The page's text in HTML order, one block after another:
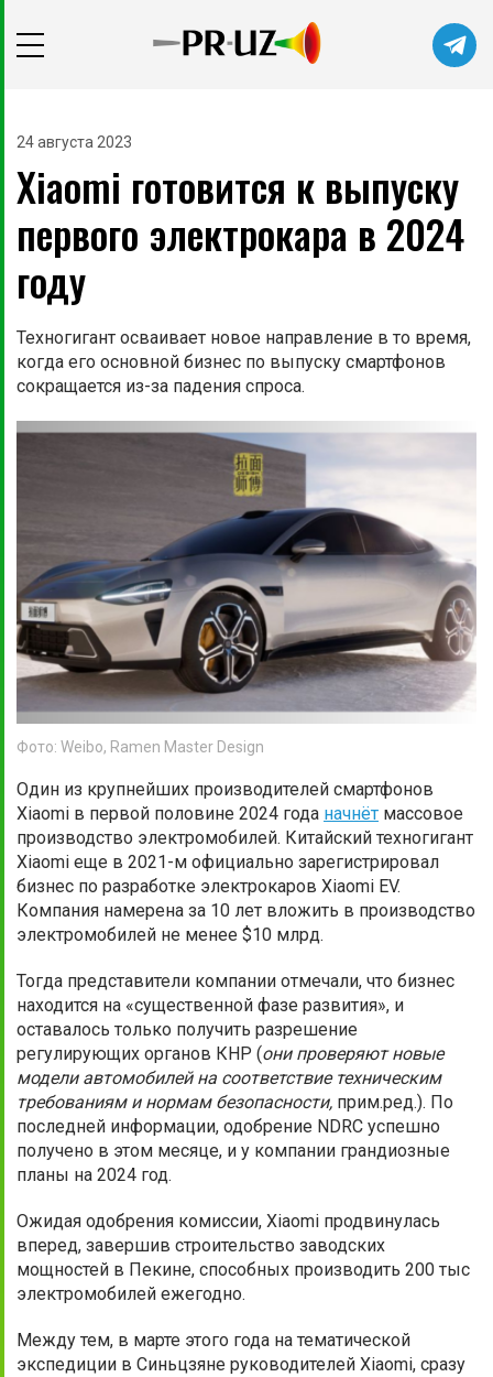
Не сейчас Подписаться
24 августа 2023
Xiaоmi готовится к выпуску
первого электрокара в 2024
году
Техногигант осваивает новое направление в то время,
когда его основной бизнес по выпуску смартфонов
сокращается из-за падения спроса.
Фото: Weibo, Ramen Master Design
Один из крупнейших производителей смартфонов
Xiaomi в первой половине 2024 года начнёт массовое
производство электромобилей. Китайский техногигант
Xiaоmi еще в 2021-м официально зарегистрировал
бизнес по разработке электрокаров Xiaomi EV.
Компания намерена за 10 лет вложить в производство
электромобилей не менее $10 млрд.
Тогда представители компании отмечали, что бизнес
находится на «существенной фазе развития», и
оставалось только получить разрешение
регулирующих органов КНР (они проверяют новые
модели автомобилей на соответствие техническим
требованиям и нормам безопасности, прим.ред.). По
последней информации, одобрение NDRC успешно
получено в этом месяце, и у компании грандиозные
планы на 2024 год.
Ожидая одобрения комиссии, Xiaomi продвинулась
вперед, завершив строительство заводских
мощностей в Пекине, способных производить 200 тыс
электромобилей ежегодно.
Между тем, в марте этого года на тематической
экспедиции в Синьцзяне руководителей Xiaomi, сразу